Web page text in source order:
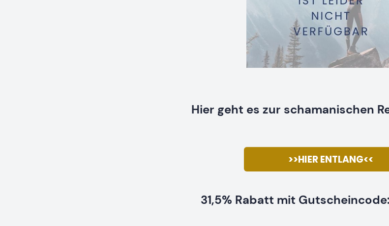
Hier geht es zur schamanischen
>>HIER ENTLANG<<
31,5% Rabatt mit Gutscheincode: